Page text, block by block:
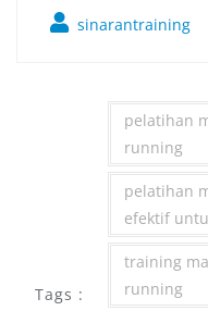
sinarantraining
Tags :
pelatihan
running
pelatihan
efektif
training
running